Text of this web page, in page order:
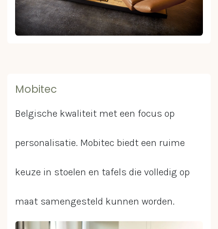
Mobitec
Belgische kwaliteit met een focus op
personalisatie. Mobitec biedt een ruime
keuze in stoelen en tafels die volledig op
maat samengesteld kunnen worden.